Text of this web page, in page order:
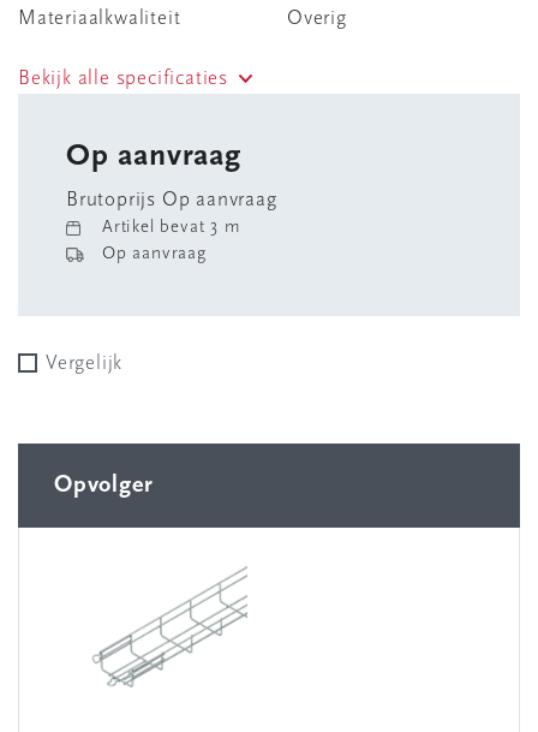
Materiaalkwaliteit Overig
Bekijk alle specificaties
Op aanvraag
Brutoprijs Op aanvraag
Artikel bevat 3 m
Op aanvraag
Vergelijk
Opvolger